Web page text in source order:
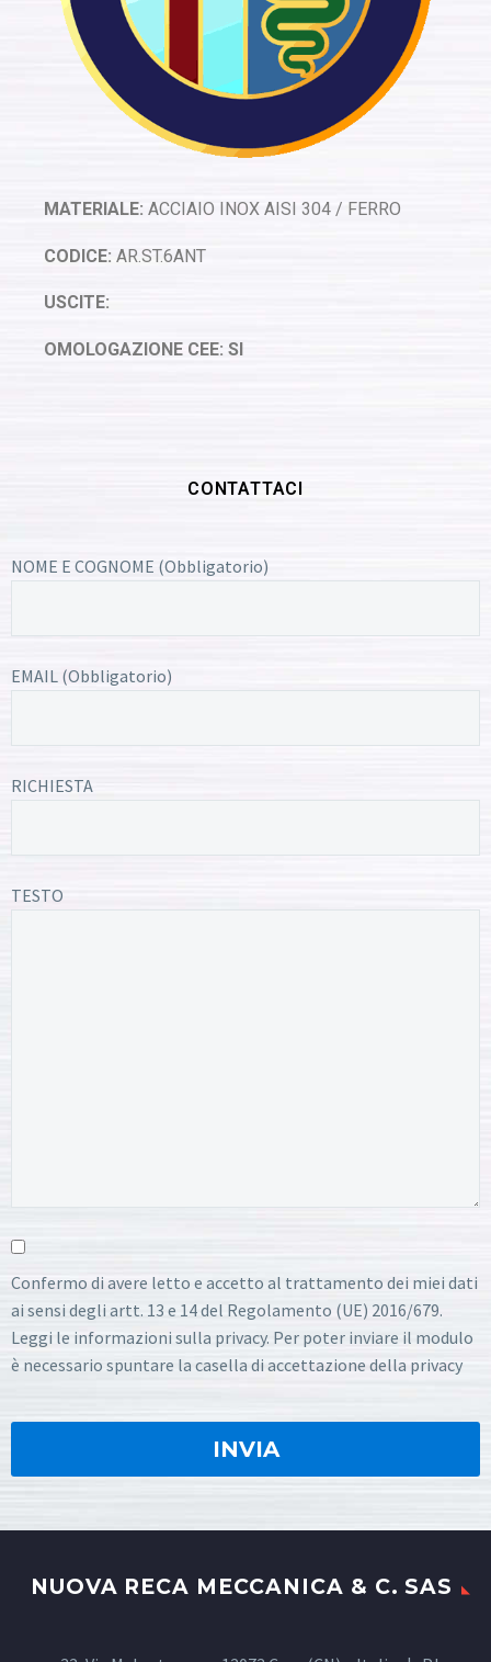
MATERIALE: ACCIAIO INOX AISI 304 / FERRO
CODICE: AR.ST.6ANT
USCITE:
OMOLOGAZIONE CEE: SI
CONTATTACI
NOME E COGNOME (Obbligatorio)
EMAIL (Obbligatorio)
RICHIESTA
TESTO
Confermo di avere letto e accetto al trattamento dei miei dati
ai sensi degli artt. 13 e 14 del Regolamento (UE) 2016/679.
Leggi le informazioni sulla privacy. Per poter inviare il modulo
è necessario spuntare la casella di accettazione della privacy
NUOVA RECA MECCANICA & C. SAS